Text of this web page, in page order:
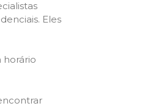
Eles
horário